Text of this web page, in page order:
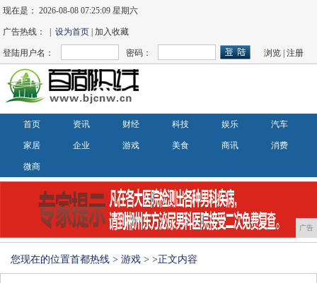
现在是：2026-08-08 07:25:09 星期六
广告热线： |设为首页 | 加入收藏
登陆用户名： 密码： 浏览 |注册
首页 资讯 财经 科技 娱乐 汽车
家居 企业 游戏 美食 商讯 消费
微商
广告
您现在的位置首都热线 > 游戏 > >正文内容